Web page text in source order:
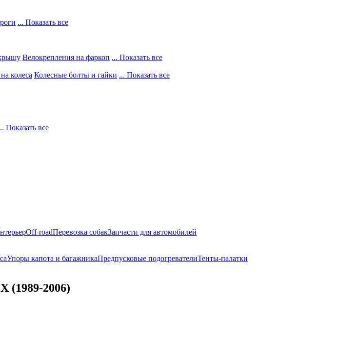
... Показать все
Велокрепления на фаркоп ... Показать все
колеса Колесные болты и гайки ... Показать все
Показать все
Off-roadПеревозка собакЗапчасти для автомобилей
Упоры капота и багажникаПредпусковые подогревателиТенты-палатки
(1989-2006)